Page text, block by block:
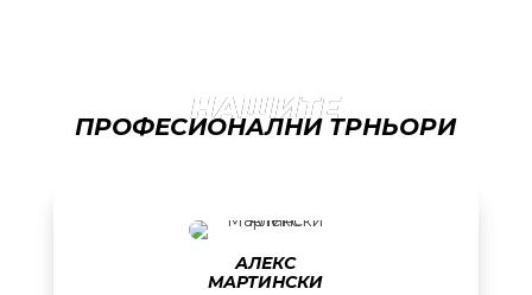
НАШИТЕ
ПРОФЕСИОНАЛНИ ТРНЬОРИ
АЛЕКС
МАРТИНСКИ